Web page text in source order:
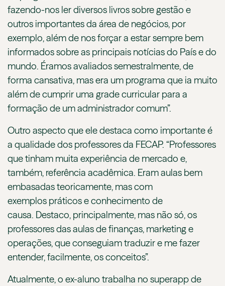
fazendo-nos ler diversos livros sobre gestão e
outros importantes da área de negócios, por
exemplo, além de nos forçar a estar sempre bem
informados sobre as principais notícias do País e do
mundo. Éramos avaliados semestralmente, de
forma cansativa, mas era um programa que ia muito
além de cumprir uma grade curricular para a
formação de um administrador comum”.
Outro aspecto que ele destaca como importante é
a qualidade dos professores da FECAP. “Professores
que tinham muita experiência de mercado e,
também, referência acadêmica. Eram aulas bem
embasadas teoricamente, mas com
exemplos práticos e conhecimento de
causa. Destaco, principalmente, mas não só, os
professores das aulas de finanças, marketing e
operações, que conseguiam traduzir e me fazer
entender, facilmente, os conceitos”.
Atualmente, o ex-aluno trabalha no superapp de